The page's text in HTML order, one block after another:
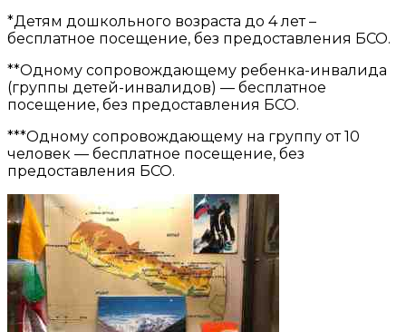
*Детям дошкольного возраста до 4 лет –
бесплатное посещение, без предоставления БСО.
**Одному сопровождающему ребенка-инвалида
(группы детей-инвалидов) — бесплатное
посещение, без предоставления БСО.
***Одному сопровождающему на группу от 10
человек — бесплатное посещение, без
предоставления БСО.